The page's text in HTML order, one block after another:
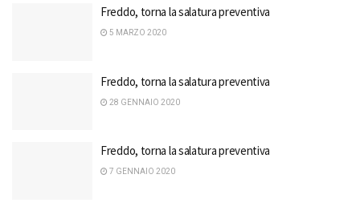
Freddo, torna la salatura preventiva
5 MARZO 2020
Freddo, torna la salatura preventiva
28 GENNAIO 2020
Freddo, torna la salatura preventiva
7 GENNAIO 2020